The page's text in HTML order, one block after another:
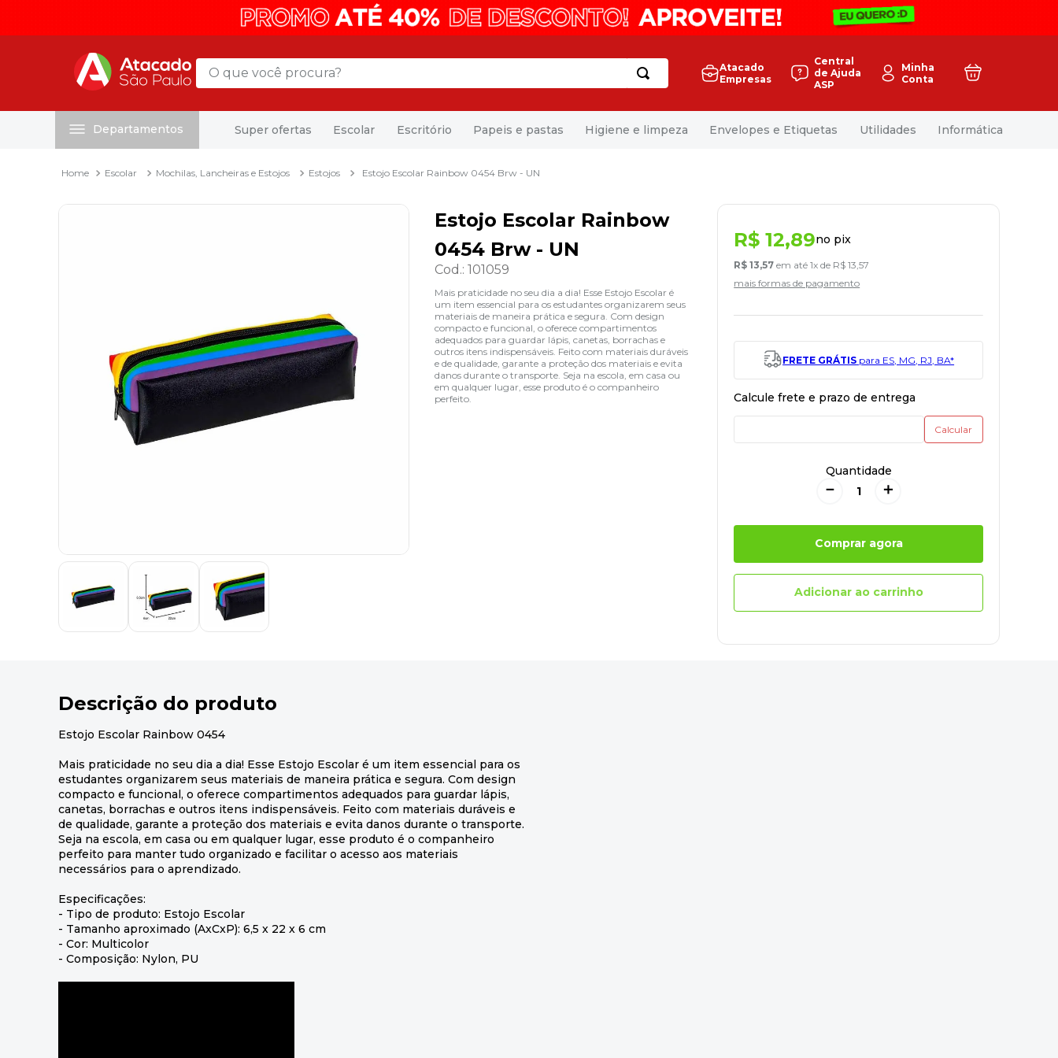
O que você procura?
Atacado
Empresas
Central
de Ajuda
ASP
Minha
Conta
Departamentos Super ofertas Escolar Escritório Papeis e pastas Higiene e limpeza Envelopes e Etiquetas Utilidades Informática
Escolar Mochilas, Lancheiras e Estojos Estojos Estojo Escolar Rainbow 0454 Brw - UN
Estojo Escolar Rainbow
0454 Brw - UN
Cod.:101059
Mais praticidade no seu dia a dia! Esse Estojo Escolar é
um item essencial para os estudantes organizarem seus
materiais de maneira prática e segura. Com design
compacto e funcional, o oferece compartimentos
adequados para guardar lápis, canetas, borrachas e
outros itens indispensáveis. Feito com materiais duráveis
e de qualidade, garante a proteção dos materiais e evita
danos durante o transporte. Seja na escola, em casa ou
em qualquer lugar, esse produto é o companheiro
perfeito.
R$ 12,89no pix
R$ 13,57 em até1x de R$ 13 ,57
mais formas de pagamento
FRETE GRÁTIS para ES, MG, RJ, BA*
Quantidade
＋
－
Comprar agora
Adicionar ao carrinho
Descrição do produto
Estojo Escolar Rainbow 0454
Mais praticidade no seu dia a dia! Esse Estojo Escolar é um item essencial para os
estudantes organizarem seus materiais de maneira prática e segura. Com design
compacto e funcional, o oferece compartimentos adequados para guardar lápis,
canetas, borrachas e outros itens indispensáveis. Feito com materiais duráveis e
de qualidade, garante a proteção dos materiais e evita danos durante o transporte.
Seja na escola, em casa ou em qualquer lugar, esse produto é o companheiro
perfeito para manter tudo organizado e facilitar o acesso aos materiais
necessários para o aprendizado.
Especificações:
- Tipo de produto: Estojo Escolar
- Tamanho aproximado (AxCxP): 6,5 x 22 x 6 cm
- Cor: Multicolor
- Composição: Nylon, PU
mala
caixa organizadora